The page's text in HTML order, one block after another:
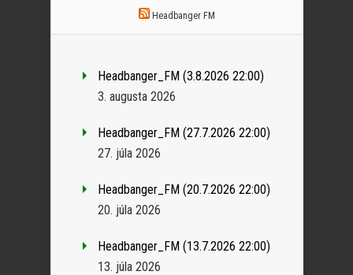
Headbanger FM
Headbanger_FM (3.8.2026 22:00)
3. augusta 2026
Headbanger_FM (27.7.2026 22:00)
27. júla 2026
Headbanger_FM (20.7.2026 22:00)
20. júla 2026
Headbanger_FM (13.7.2026 22:00)
13. júla 2026